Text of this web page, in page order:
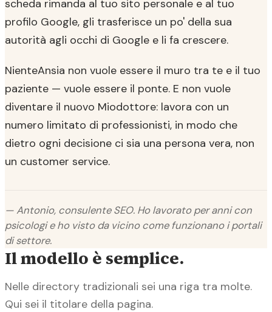
scheda rimanda al tuo sito personale e al tuo
profilo Google, gli trasferisce un po' della sua
autorità agli occhi di Google e li fa crescere.
NienteAnsia non vuole essere il muro tra te e il tuo
paziente — vuole essere il ponte. E non vuole
diventare il nuovo Miodottore: lavora con un
numero limitato di professionisti, in modo che
dietro ogni decisione ci sia una persona vera, non
un customer service.
— Antonio, consulente SEO. Ho lavorato per anni con
psicologi e ho visto da vicino come funzionano i portali
di settore.
Il modello è semplice.
Nelle directory tradizionali sei una riga tra molte.
Qui sei il titolare della pagina.